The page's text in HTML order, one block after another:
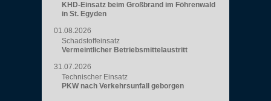
KHD-Einsatz beim Großbrand im Föhrenwald
in St. Egyden
01.08.2026
Schadstoffeinsatz
Vermeintlicher Betriebsmittelaustritt
31.07.2026
Technischer Einsatz
PKW nach Verkehrsunfall geborgen